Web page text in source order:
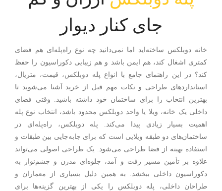
جای کنار دیوار
خانه دوبلکس ساخته‌اید اما نمی‌دانید چه نوع راه‌پله‌ای هم فضای
کمتری اشغال کند، هم ایمن باشد و هم زیبایی دکوراسیون را حفظ
کند؟ در این راهنمای جامع با انواع پله دوبلکس، قیمت، متریال،
استانداردهای طراحی و نکات مهم قبل از خرید آشنا می‌شوید تا
بهترین انتخاب را برای ساختمان خود داشته باشید. وقتی فضای
داخلی یک خانه، ویلا یا واحد دوبلکس محدود باشد، انتخاب نوع پله
اهمیت بسیار زیادی پیدا می‌کند. پله دوبلکس، راه‌پله‌ای در
ساختمان‌های دو طبقه ویلایی است که برای جابه‌جایی بین طبقات و
استفاده بهینه از فضا طراحی می‌شود. یک طراحی اصولی می‌تواند
علاوه بر تأمین مسیر رفت‌ و آمد، جلوه‌ای مدرن و چشم‌نواز به
دکوراسیون داخلی ببخشد. به همین دلیل بسیاری از معماران و
طراحان داخلی، پله دوبلکس را یکی از بهترین گزینه‌ها برای